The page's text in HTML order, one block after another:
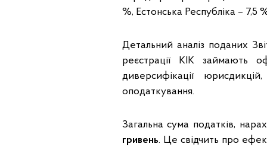
%, Естонська Республіка – 7,5
Детальний аналіз поданих
реєстрації КІК займають
диверсифікації
оподаткування.
Загальна сума податків,
гривень. Це свідчить про